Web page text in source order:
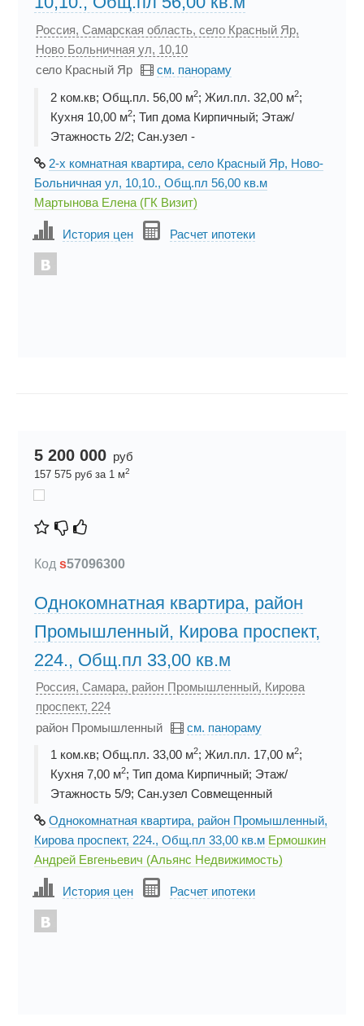
Россия, Самарская область, село Красный Яр,
Ново Больничная ул, 10,10
село Красный Яр
см. панораму
2 ком.кв; Общ.пл. 56,00 м2; Жил.пл. 32,00 м2;
Кухня 10,00 м2; Тип дома Кирпичный; Этаж/
Этажность 2/2; Сан.узел -
2-х комнатная квартира, село Красный Яр, Ново-
Больничная ул, 10,10., Общ.пл 56,00 кв.м
Мартынова Елена (ГК Визит)
История цен Расчет ипотеки
5 200 000 руб
157 575 руб за 1 м2
Код s57096300
Однокомнатная квартира, район
Промышленный, Кирова проспект,
224., Общ.пл 33,00 кв.м
Россия, Самара, район Промышленный, Кирова
проспект, 224
район Промышленный
см. панораму
1 ком.кв; Общ.пл. 33,00 м2; Жил.пл. 17,00 м2;
Кухня 7,00 м2; Тип дома Кирпичный; Этаж/
Этажность 5/9; Сан.узел Совмещенный
Однокомнатная квартира, район Промышленный,
Кирова проспект, 224., Общ.пл 33,00 кв.м Ермошкин
Андрей Евгеньевич (Альянс Недвижимость)
История цен Расчет ипотеки